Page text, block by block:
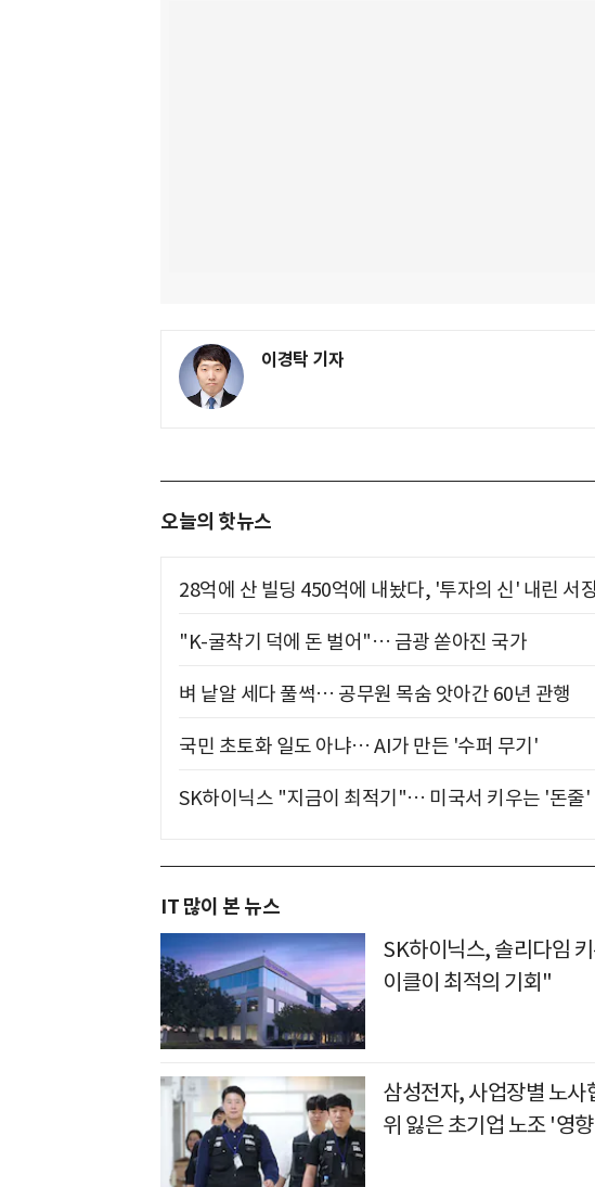
이경탁 기자
오늘의 핫뉴스
28억에 산 빌딩 450억에 내놨다, '투자의 신' 내린 서
"K-굴착기 덕에 돈 벌어"… 금광 쏟아진 국가
벼 낱알 세다 풀썩… 공무원 목숨 앗아간 60년 관행
국민 초토화 일도 아냐… AI가 만든 '수퍼 무기'
SK하이닉스 "지금이 최적기"… 미국서 키우는 '돈줄'
IT 많이 본 뉴스
SK하이닉스, 솔리다임
이클이 최적의 기회"
삼성전자, 사업장별 노
위 잃은 초기업 노조 '영